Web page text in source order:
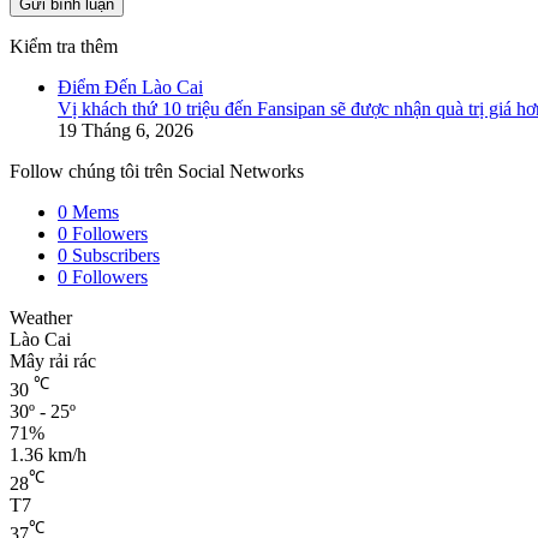
Kiểm tra thêm
Điểm Đến Lào Cai
Vị khách thứ 10 triệu đến Fansipan sẽ được nhận quà trị giá
19 Tháng 6, 2026
Follow chúng tôi trên Social Networks
0 Mems
0 Followers
0 Subscribers
0 Followers
Weather
Lào Cai
Mây rải rác
30 ℃
30º - 25º
71%
1.36 km/h
28℃
T7
℃